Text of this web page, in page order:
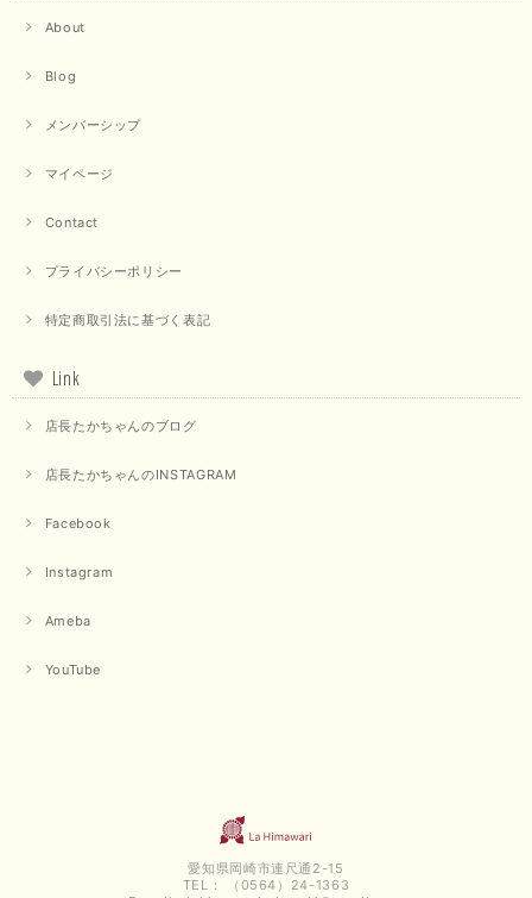
About
Blog
メンバーシップ
マイページ
Contact
プライバシーポリシー
特定商取引法に基づく表記
Link
店長たかちゃんのブログ
店長たかちゃんのINSTAGRAM
Facebook
Instagram
Ameba
YouTube
愛知県岡崎市連尺通2-15
TEL： （0564）24-1363